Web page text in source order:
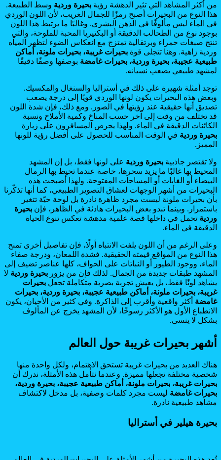
من أكثر المشاهد التي تثير الدهشة رؤية بحيرة وردية وسط الطبيعة.
هذا النوع من البحيرات أصبح رمزًا للجمال الغريب، لأن اللون الوردي
في الماء ليس مألوفًا في الذهن البشري. وغالبًا ما يرتبط هذا اللون
بوجود نوع من الطحالب الدقيقة أو البكتيريا المحبة للملوحة، والتي
تنتج صبغات حمراء وبرتقالية تمتزج مع انعكاس الضوء لتظهر المياه
وردية زاهية. وهنا تتجلى قوة بحيرات غريبة، بحيرات ملونة، أماكن
طبيعية عجيبة، بحيرة وردية، بحيرات غامضة بوصفها وصفًا دقيقًا
لمشهد طبيعي يصعب نسيانه.
توجد أمثلة شهيرة على ذلك في أستراليا والسنغال والمكسيك.
وبعض هذه البحيرات يكون لونها الوردي قويًا إلى درجة يصعب
تصديق أنها حقيقية عند رؤيتها في الصور. ومع ذلك، فإن شدة اللون
قد تختلف من وقت إلى آخر حسب المناخ وكمية الأملاح ونسبة
الكائنات الدقيقة في الماء. ولهذا يحرص المسافرون على زيارة
بحيرة وردية في الوقت المناسب للحصول على أفضل رؤية للونها
المميز.
ولا تقتصر جاذبية بحيرة وردية على لونها فقط، بل إن المشهد
المحيط بها غالبًا ما يزيد سحرها، خاصة عندما تحيط بها الرمال
البيضاء أو الغابات أو المساحات المفتوحة. ولهذا أصبحت هذه
البحيرات من أشهر الوجهات لعشاق التصوير الطبيعي، كما أنها تذكّرنا
بأن بحيرات ملونة ليست مجرد ظاهرة نادرة بل لوحة حيّة تتغير
باستمرار. وبينما تبدو بعض البحيرات هادئة في الظاهر، فإن بحيرة
وردية تحمل في داخلها قصة علمية مدهشة تعكس تنوع الحياة
الدقيقة في الماء.
وعلى الرغم من أن اللون يلفت الانتباه أولًا، فإن تفاصيل أخرى تمنح
هذا النوع من المواقع قيمته الحقيقية. فشدة اللمعان، ودرجة صفاء
الماء، ووجود الطيور أو النباتات على الحواف، كلها عناصر تضيف إلى
المشهد طبقات جديدة من الجمال. لذلك فإن من يزور بحيرة وردية لا
يشاهد لونًا فقط، بل يعيش تجربة بصرية متكاملة تجعل بحيرات
غريبة، بحيرات ملونة، أماكن طبيعية عجيبة، بحيرة وردية، بحيرات
غامضة أكثر واقعية وأقرب إلى الذاكرة. وفي كثير من الأحيان، يكون
الانطباع الأول هو الأكثر رسوخًا، لأن المشهد يخرج عن المألوف
بشكل لا ينسى.
أشهر بحيرات غريبة حول العالم
هناك العديد من بحيرات غريبة تستحق الاهتمام، ولكل واحدة منها
شخصية مختلفة تجعلها مميزة. وعندما نتأمل هذه الأمثلة، ندرك أن
بحيرات غريبة، بحيرات ملونة، أماكن طبيعية عجيبة، بحيرة وردية،
بحيرات غامضة ليست مجرد كلمات وصفية، بل مدخل لاكتشاف
مشاهد طبيعية نادرة.
بحيرة هيلير في أستراليا